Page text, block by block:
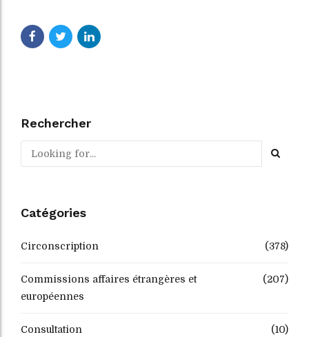
Rechercher
Catégories
Circonscription (378)
Commissions affaires étrangères et
européennes
(207)
Consultation (10)